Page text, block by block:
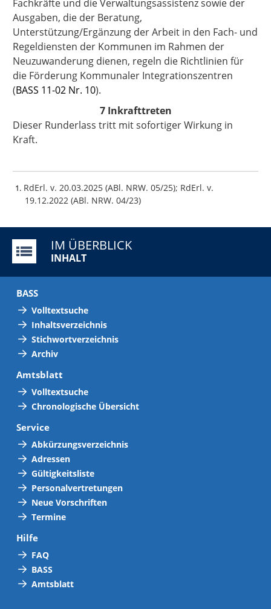
Fachkräfte und die Verwaltungsassistenz sowie der
Ausgaben, die der Beratung,
Unterstützung/Ergänzung der Arbeit in den Fach- und
Regeldiensten der Kommunen im Rahmen der
Neuzuwanderung dienen, regeln die Richtlinien für
die Förderung Kommunaler Integrationszentren
(BASS 11-02 Nr. 10).
7 Inkrafttreten
Dieser Runderlass tritt mit sofortiger Wirkung in
Kraft.
1 RdErl. v. 20.03.2025 (ABl. NRW. 05/25); RdErl. v.
19.12.2022 (ABl. NRW. 04/23)
IM ÜBERBLICK
INHALT
BASS
Volltextsuche
Inhaltsverzeichnis
Stichwortverzeichnis
Archiv
Amtsblatt
Volltextsuche
Chronologische Übersicht
Service
Abkürzungsverzeichnis
Adressen
Gültigkeitsliste
Personalvertretungen
Neue Vorschriften
Termine
Hilfe
FAQ
BASS
Amtsblatt